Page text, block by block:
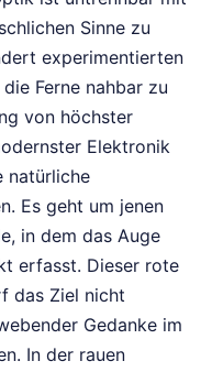
Sinne zu
experimentierten
Ferne nahbar zu
von höchster
Elektronik
natürliche
Es geht um jenen
in dem das Auge
erfasst. Dieser rote
das Ziel nicht
Gedanke im
In der rauen